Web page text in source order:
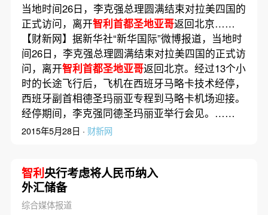
当地时间26日，李克强总理圆满结束对拉美四国的
正式访问，离开智利首都圣地亚哥返回北京……
【财新网】据新华社“新华国际”微博报道，当地时
间26日，李克强总理圆满结束对拉美四国的正式访
问，离开智利首都圣地亚哥返回北京。经过13个小
时的长途飞行后，飞机在西班牙马略卡技术经停，
西班牙副首相德圣玛丽亚专程到马略卡机场迎接。
经停期间，李克强同德圣玛丽亚举行会见。……
2015年5月28日 · 财新网
智利央行考虑将人民币纳入
外汇储备
综合媒体报道